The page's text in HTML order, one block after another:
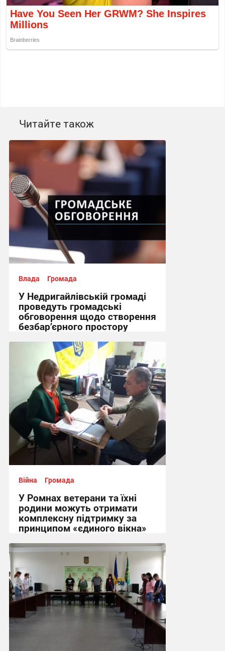
Читайте також
Влада Громада
У Недригайлівській громаді
проведуть громадські
обговорення щодо створення
безбар’єрного простору
08:05 вчора
Війна Громада
У Ромнах ветерани та їхні
родини можуть отримати
комплексну підтримку за
принципом «єдиного вікна»
14:00, 6.08.2026